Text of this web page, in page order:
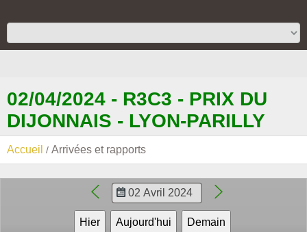
02/04/2024 - R3C3 - PRIX DU
DIJONNAIS - LYON-PARILLY
Accueil Arrivées et rapports